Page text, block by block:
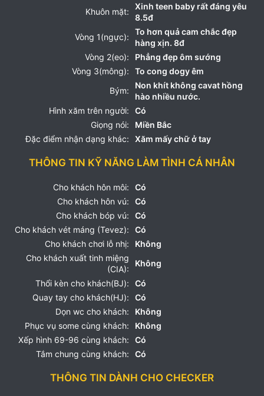
Khuôn mặt:
Xinh teen baby rất đáng yêu
8.5đ
Vòng 1(ngực):
To hơn quả cam chắc đẹp
hàng xịn. 8đ
Vòng 2(eo):
Phẳng đẹp ôm sướng
Vòng 3(mông):
To cong dogy êm
Bým:
Non khít không cavat hồng
hào nhiều nước.
Hình xăm trên người:
Có
Giọng nói:
Miền Bắc
Đặc điểm nhận dạng khác:
Xăm mấy chữ ở tay
THÔNG TIN KỸ NĂNG LÀM TÌNH CÁ NHÂN
Cho khách hôn môi:
Có
Cho khách hôn vú:
Có
Cho khách bóp vú:
Có
Cho khách vét máng (Tevez):
Có
Cho khách chơi lỗ nhị:
Không
Cho khách xuất tinh miệng
(CIA):
Không
Thổi kèn cho khách(BJ):
Có
Quay tay cho khách(HJ):
Có
Dọn wc cho khách:
Không
Phục vụ some cùng khách:
Không
Xếp hình 69-96 cùng khách:
Có
Tắm chung cùng khách:
Có
THÔNG TIN DÀNH CHO CHECKER